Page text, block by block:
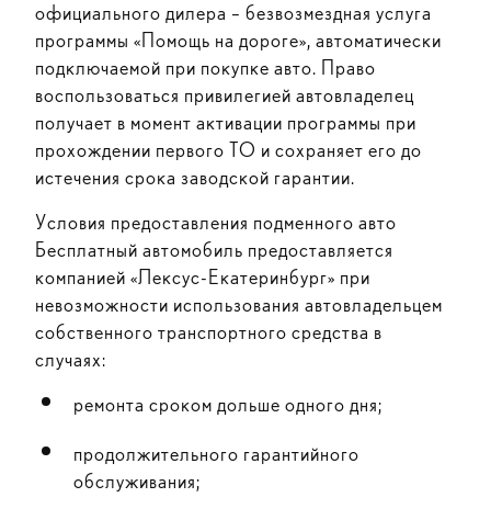
официального дилера – безвозмездная услуга
программы «Помощь на дороге», автоматически
подключаемой при покупке авто. Право
воспользоваться привилегией автовладелец
получает в момент активации программы при
прохождении первого ТО и сохраняет его до
истечения срока заводской гарантии.
Условия предоставления подменного авто
Бесплатный автомобиль предоставляется
компанией «Лексус-Екатеринбург» при
невозможности использования автовладельцем
собственного транспортного средства в
случаях:
ремонта сроком дольше одного дня;
продолжительного гарантийного
обслуживания;